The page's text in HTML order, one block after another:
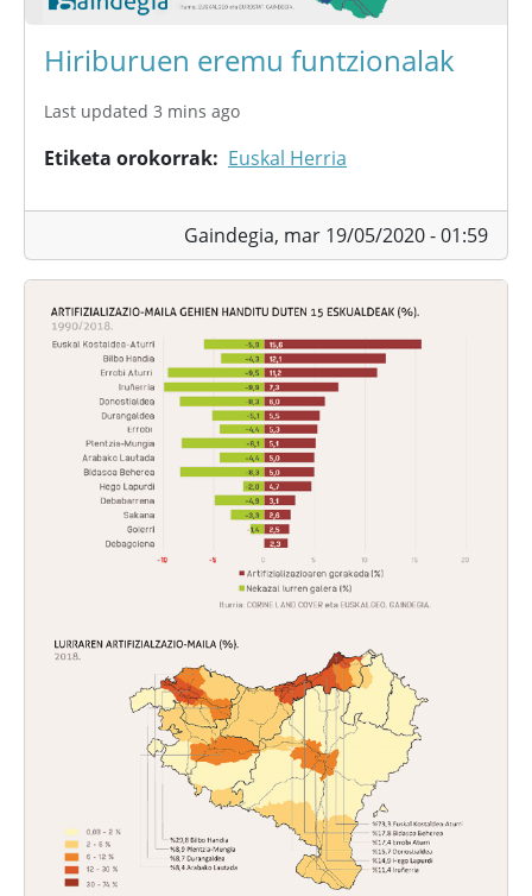
Hiriburuen eremu funtzionalak
Last updated 3 mins ago
Etiketa orokorrak Euskal Herria
Gaindegia, mar 19/05/2020 - 01:59